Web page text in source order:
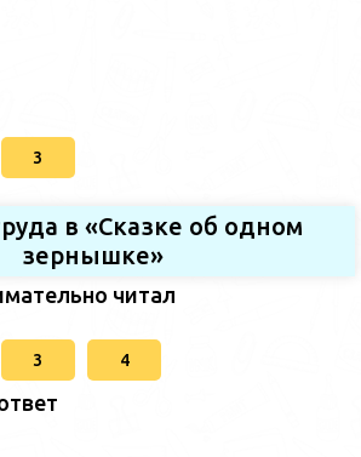
3
в «Сказке об одном
зернышке»
читал
3 4